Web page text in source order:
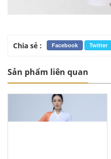
Chia sẻ : Facebook Twitter
Sản phẩm liên quan